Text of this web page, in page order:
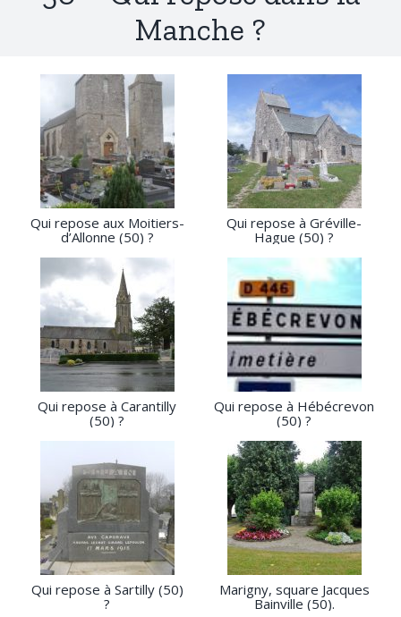
Manche ?
Qui repose aux Moitiers-
d’Allonne (50) ?
Qui repose à Gréville-
Hague (50) ?
Qui repose à Carantilly
(50) ?
Qui repose à Hébécrevon
(50) ?
Qui repose à Sartilly (50)
?
Marigny, square Jacques
Bainville (50).